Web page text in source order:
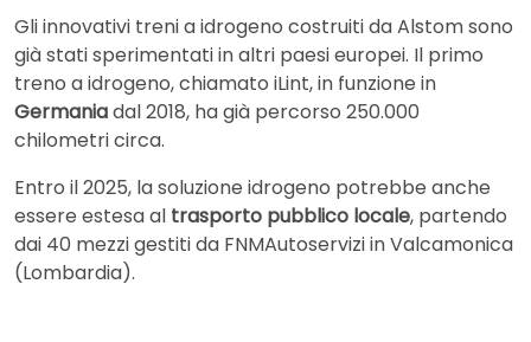
Gli innovativi treni a idrogeno costruiti da Alstom sono
già stati sperimentati in altri paesi europei. Il primo
treno a idrogeno, chiamato iLint, in funzione in
Germaniadal 2018, ha già percorso 250.000
chilometri circa.
Entro il 2025, la soluzione idrogeno potrebbe anche
essere estesa al trasporto pubblico locale, partendo
dai 40 mezzi gestiti da FNMAutoservizi in Valcamonica
(Lombardia).